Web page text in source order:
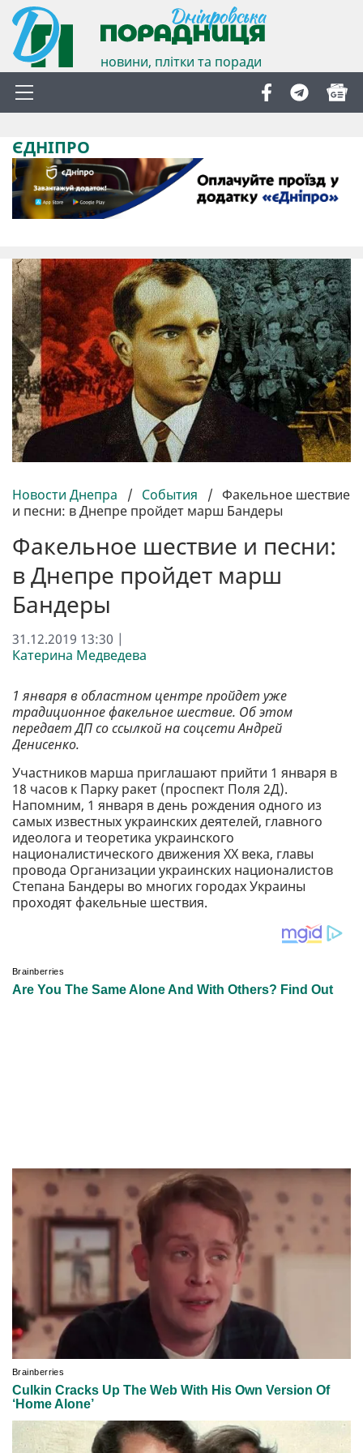
новини, плітки та поради
ЄДНІПРО
Новости Днепра / События / Факельное шествие
и песни: в Днепре пройдет марш Бандеры
Факельное шествие и песни:
в Днепре пройдет марш
Бандеры
31.12.2019 13:30 |
Катерина Медведева
1 января в областном центре пройдет уже
традиционное факельное шествие. Об этом
передает ДП со ссылкой на соцсети Андрей
Денисенко.
Участников марша приглашают прийти 1 января в
18 часов к Парку ракет (проспект Поля 2Д).
Напомним, 1 января в день рождения одного из
самых известных украинских деятелей, главного
идеолога и теоретика украинского
националистического движения ХХ века, главы
провода Организации украинских националистов
Степана Бандеры во многих городах Украины
проходят факельные шествия.